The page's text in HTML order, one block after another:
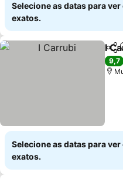
Selecione as datas para
exatos.
I
9,7
Selecione as datas para
exatos.